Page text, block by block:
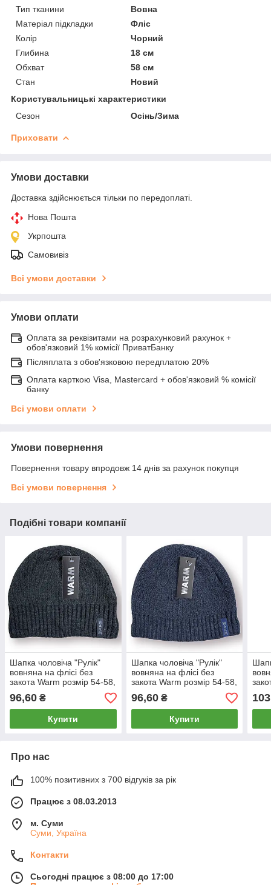
Тип тканини
Вовна
Матеріал підкладки
Фліс
Колір
Чорний
Глибина
18 см
Обхват
58 см
Стан
Новий
Користувальницькі характеристики
Сезон
Осінь/Зима
Приховати
Умови доставки
Доставка здійснюється тільки по передоплаті.
Нова Пошта
Укрпошта
Самовивіз
Всі умови доставки
Умови оплати
Оплата за реквізитами на розрахунковий рахунок +
обов'язковий 1% комісії ПриватБанку
Післяплата з обов'язковою передплатою 20%
Оплата карткою Visa, Mastercard + обов'язковий % комісії
банку
Всі умови оплати
Умови повернення
Повернення товару впродовж 14 днів за рахунок покупця
Всі умови повернення
Подібні товари компанії
Шапка чоловіча "Рулік"
вовняна на флісі без
закота Warm розмір 54-58,
сіра, 020155
96,60 ₴
Купити
Шапка чоловіча "Рулік"
вовняна на флісі без
закота Warm розмір 54-58,
синя, 020151
96,60₴
Купити
103
Про нас
100% позитивних з 700 відгуків за рік
Працює з 08.03.2013
м. Суми
Суми, Україна
Контакти
Сьогодні працює з 08:00 до 17:00